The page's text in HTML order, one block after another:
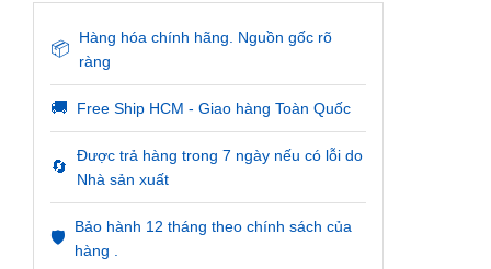
📦
Hàng hóa chính hãng. Nguồn gốc rõ
ràng
🚚 Free Ship HCM - Giao hàng Toàn Quốc
🔄
Được trả hàng trong 7 ngày nếu có lỗi do
Nhà sản xuất
🛡️
Bảo hành 12 tháng theo chính sách của
hàng .